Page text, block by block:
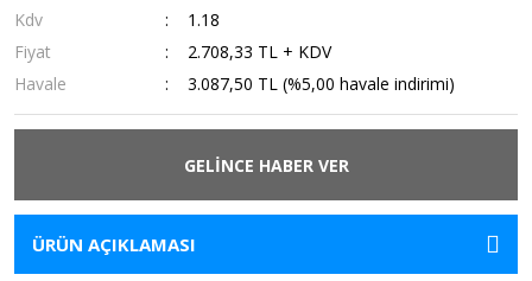
Kdv
1.18
Fiyat
2.708,33 TL + KDV
Havale
3.087,50 TL (%5,00 havale indirimi)
GELİNCE HABER VER
ÜRÜN AÇIKLAMASI